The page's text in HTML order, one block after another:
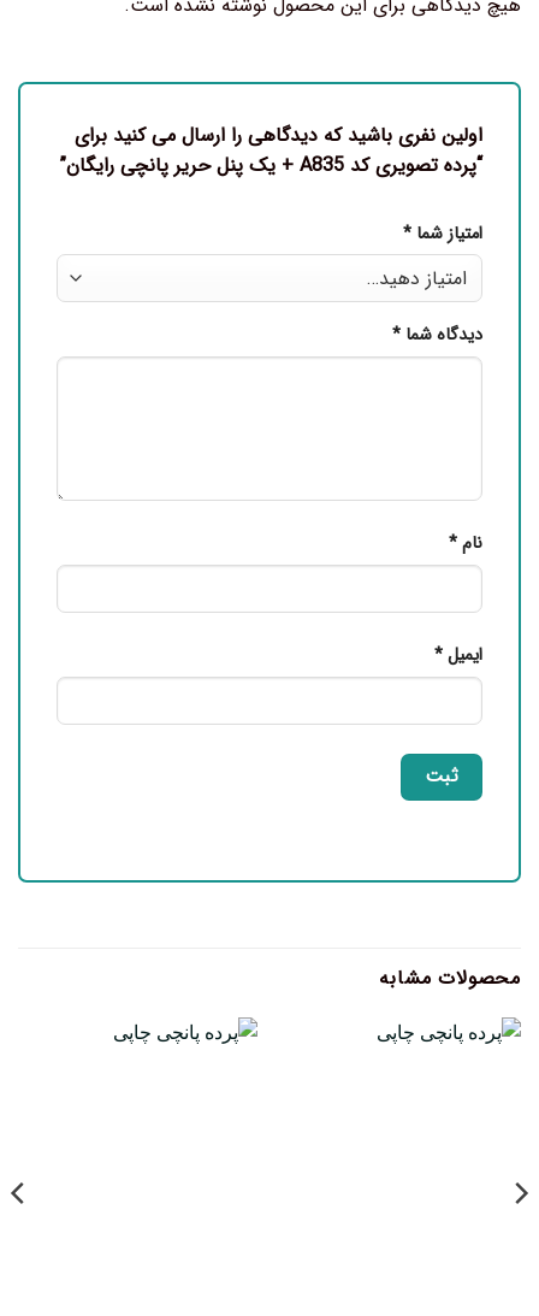
اولین نفری باشید که دیدگاهی را ارسال می کنید برای
“پرده تصویری کد A835 + یک پنل حریر پانچی رایگان”
امتیاز شما *
دیدگاه شما *
نام*
ایمیل*
محصولات مشابه